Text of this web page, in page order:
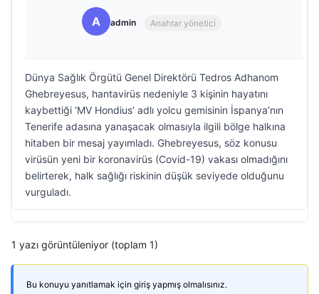
A admin Anahtar yönetici
Dünya Sağlık Örgütü Genel Direktörü Tedros Adhanom
Ghebreyesus, hantavirüs nedeniyle 3 kişinin hayatını
kaybettiği ‘MV Hondius’ adlı yolcu gemisinin İspanya’nın
Tenerife adasına yanaşacak olmasıyla ilgili bölge halkına
hitaben bir mesaj yayımladı. Ghebreyesus, söz konusu
virüsün yeni bir koronavirüs (Covid-19) vakası olmadığını
belirterek, halk sağlığı riskinin düşük seviyede olduğunu
vurguladı.
1 yazı görüntüleniyor (toplam 1)
Bu konuyu yanıtlamak için giriş yapmış olmalısınız.